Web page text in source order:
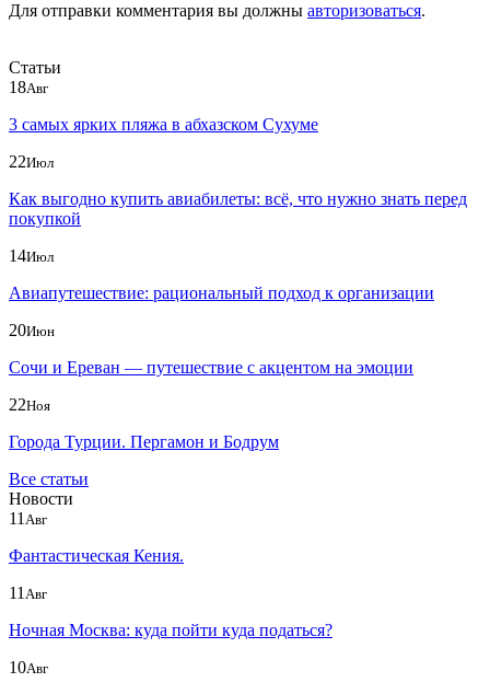
Для отправки комментария вы должны авторизоваться.
Статьи
18Авг
3 самых ярких пляжа в абхазском Сухуме
22Июл
Как выгодно купить авиабилеты: всё, что нужно знать перед
покупкой
14Июл
Авиапутешествие: рациональный подход к организации
20Июн
Сочи и Ереван — путешествие с акцентом на эмоции
22Ноя
Города Турции. Пергамон и Бодрум
Все статьи
Новости
11 Авг
Фантастическая Кения.
11 Авг
Ночная Москва: куда пойти куда податься?
10Авг